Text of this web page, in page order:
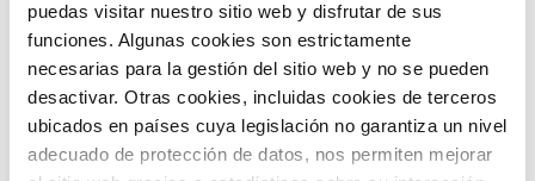
puedas visitar nuestro sitio web y disfrutar de sus
funciones. Algunas cookies son estrictamente
necesarias para la gestión del sitio web y no se pueden
desactivar. Otras cookies, incluidas cookies de terceros
ubicados en países cuya legislación no garantiza un nivel
adecuado de protección de datos, nos permiten mejorar
ARTE Y